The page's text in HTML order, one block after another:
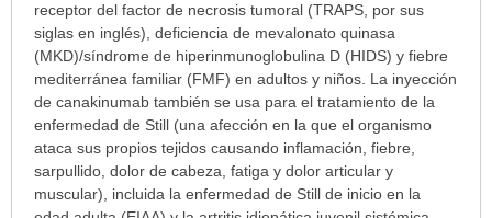
sido
extendido.
receptor del factor de necrosis tumoral (TRAPS, por sus
siglas en inglés), deficiencia de mevalonato quinasa
(MKD)/síndrome de hiperinmunoglobulina D (HIDS) y fiebre
mediterránea familiar (FMF) en adultos y niños. La inyección
de canakinumab también se usa para el tratamiento de la
enfermedad de Still (una afección en la que el organismo
ataca sus propios tejidos causando inflamación, fiebre,
sarpullido, dolor de cabeza, fatiga y dolor articular y
muscular), incluida la enfermedad de Still de inicio en la